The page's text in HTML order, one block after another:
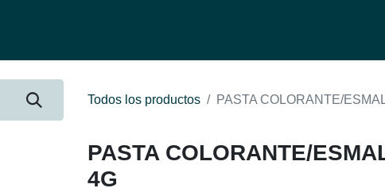
Todos los productos PASTA COLORANTE/
PASTA COLORANTE/
4G